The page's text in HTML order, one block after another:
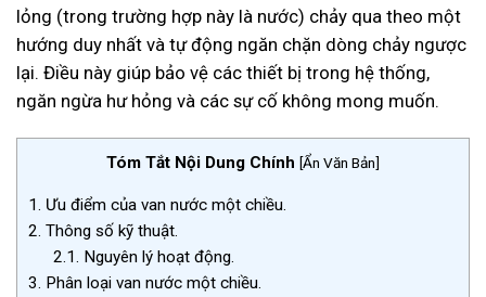
lỏng (trong trường hợp này là nước) chảy qua theo một
hướng duy nhất và tự động ngăn chặn dòng chảy ngược
lại. Điều này giúp bảo vệ các thiết bị trong hệ thống,
ngăn ngừa hư hỏng và các sự cố không mong muốn.
Tóm Tắt Nội Dung Chính [Ẩn Văn Bản]
1. Ưu điểm của van nước một chiều.
2. Thông số kỹ thuật.
2.1. Nguyên lý hoạt động.
3. Phân loại van nước một chiều.